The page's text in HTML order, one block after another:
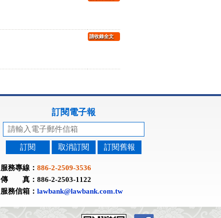
請收錄全文
訂閱電子報
訂閱 取消訂閱 訂閱舊報
服務專線： 886-2-2509-3536
傳 真：886-2-2503-1122
服務信箱： lawbank@lawbank.com.tw